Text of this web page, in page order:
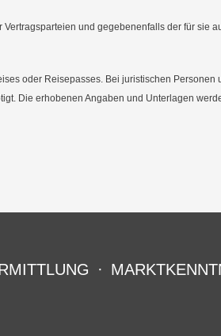
und gegebenenfalls der für sie
oder Reisepasses. Bei juristischen
Die erhobenen Angaben und Unterlagen
·